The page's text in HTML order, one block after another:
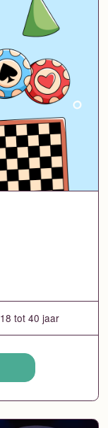
18 tot 40 jaar